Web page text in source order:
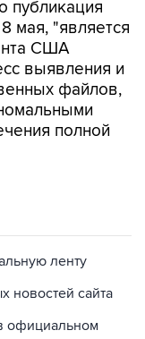
США
выявления и
файлов,
полной
сайта
официальном